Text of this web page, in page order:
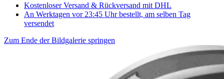
Kostenloser Versand & Rückversand mit DHL
An Werktagen vor 23:45 Uhr bestellt, am selben Tag
versendet
Zum Ende der Bildgalerie springen